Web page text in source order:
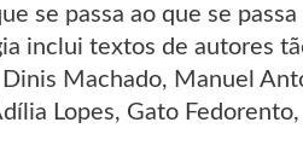
se passa ao que se
inclui textos de autores
Machado, Manuel
Lopes, Gato